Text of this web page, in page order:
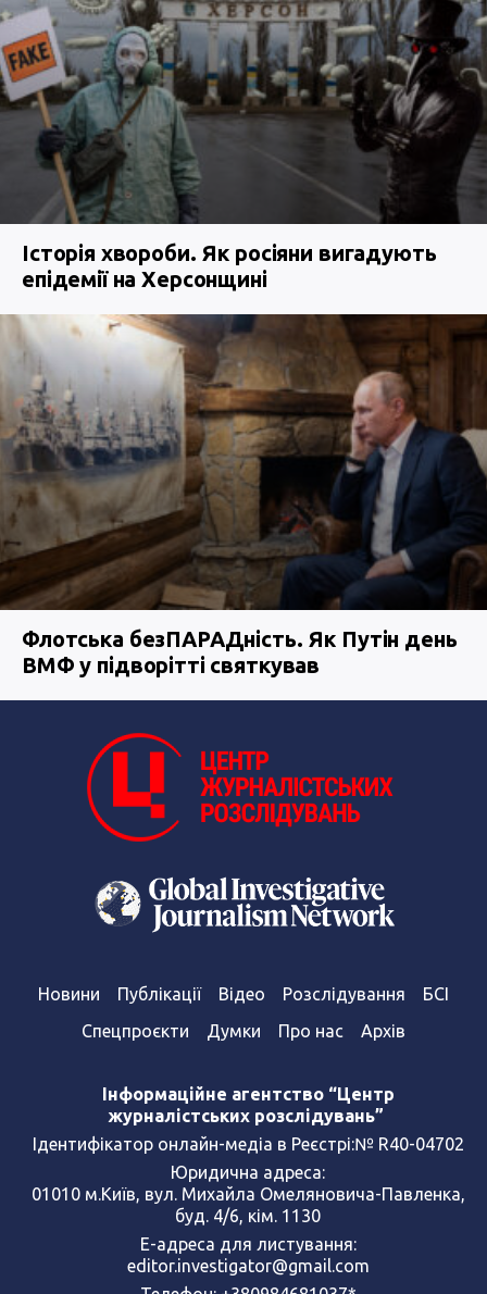
Історія хвороби. Як росіяни вигадують
епідемії на Херсонщині
Флотська безПАРАДність. Як Путін день
ВМФ у підворітті святкував
Новини Публікації Відео Розслідування
БСІ
Спецпроєкти
Думки Про нас Архів
Інформаційне агентство “Центр
журналістських розслідувань”
Ідентифікатор онлайн-медіа в Реєстрі:№ R40-04702
Юридична адреса:
01010 м.Київ, вул. Михайла Омеляновича-Павленка,
буд. 4/6, кім. 1130
Е-адреса для листування:
editor.investigator@gmail.com